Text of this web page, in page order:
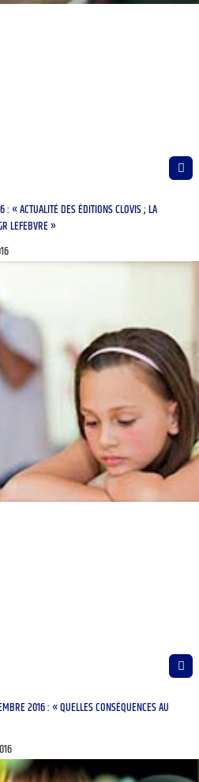
« ACTUALITÉ DES ÉDITIONS CLOVIS ; LA
LEFEBVRE »
2016 : « QUELLES CONSÉQUENCES AU